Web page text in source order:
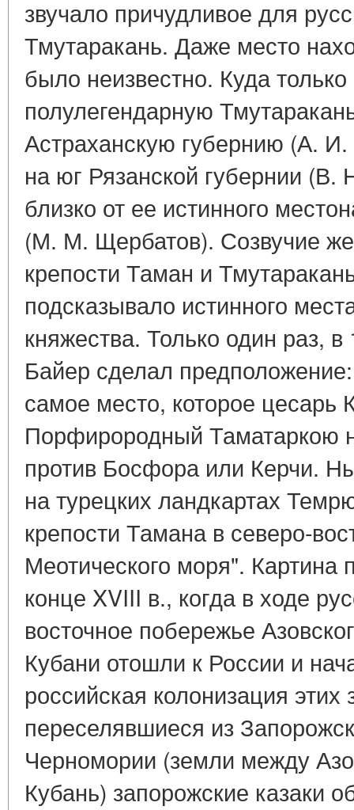
звучало причудливое для
Тмутаракань. Даже место
было неизвестно. Куда
полулегендарную
Астраханскую губернию (А.
на юг Рязанской губернии
близко от ее истинного
(М. М. Щербатов). Созвучие
крепости Таман и
подсказывало истинного
княжества. Только один раз,
Байер сделал
самое место, которое цесарь
Порфирородный Таматаркою
против Босфора или Керчи.
на турецких ландкартах
крепости Тамана в северо-
Меотического моря". Картина
конце XVIII в., когда в ходе
восточное побережье
Кубани отошли к России и
российская колонизация
переселявшиеся из
Черномории (земли между
Кубань) запорожские казаки